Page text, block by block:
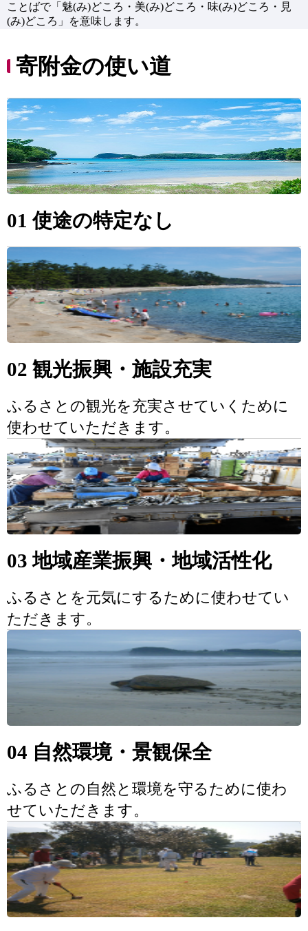
ことばで「魅(み)どころ・美(み)どころ・味(み)どころ・見
(み)どころ」を意味します。
寄附金の使い道
01 使途の特定なし
02 観光振興・施設充実
ふるさとの観光を充実させていくために
使わせていただきます。
03 地域産業振興・地域活性化
ふるさとを元気にするために使わせてい
ただきます。
04 自然環境・景観保全
ふるさとの自然と環境を守るために使わ
せていただきます。